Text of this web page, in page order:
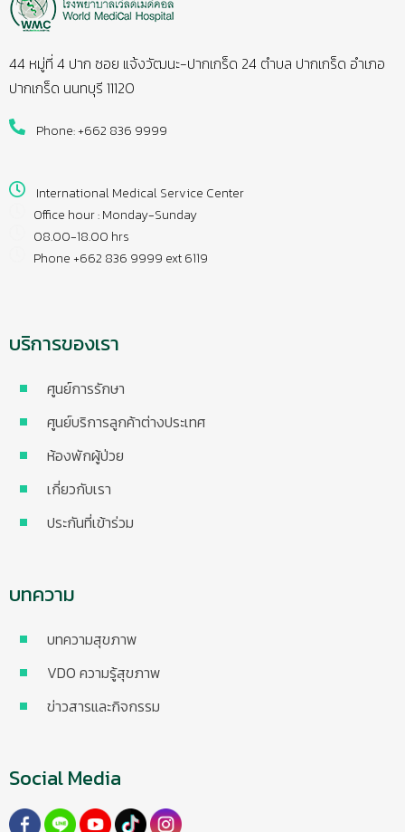
44 หมู่ที่ 4 ปาก ซอย แจ้งวัฒนะ-ปากเกร็ด 24 ตำบล ปากเกร็ด อำเภอ
ปากเกร็ด นนทบุรี 11120
Phone: +662 836 9999
International Medical Service Center
Office hour : Monday-Sunday
08.00-18.00 hrs
Phone +662 836 9999 ext 6119
บริการของเรา
ศูนย์การรักษา
ศูนย์บริการลูกค้าต่างประเทศ
ห้องพักผู้ป่วย
เกี่ยวกับเรา
ประกันที่เข้าร่วม
บทความ
บทความสุขภาพ
VDO ความรู้สุขภาพ
ข่าวสารและกิจกรรม
Social Media